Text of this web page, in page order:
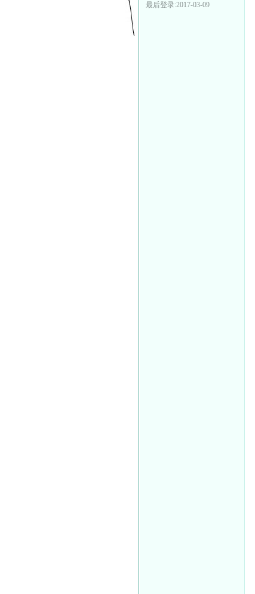
最后登录:2017-03-09